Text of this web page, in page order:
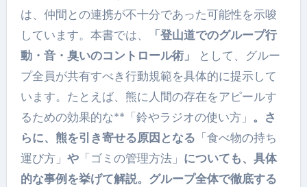
は、仲間との連携が不十分であった可能性を示唆
しています。本書では、
「登山道でのグループ行
動・音・臭いのコントロール術」
として、グルー
プ全員が共有すべき行動規範を具体的に提示して
います。たとえば、熊に人間の存在をアピールす
るための効果的な**「鈴やラジオの使い方」 。さ
らに、熊を引き寄せる原因となる 「食べ物の持ち
運び方」 や「ゴミの管理方法」 についても、具体
的な事例を挙げて解説。グループ全体で徹底する